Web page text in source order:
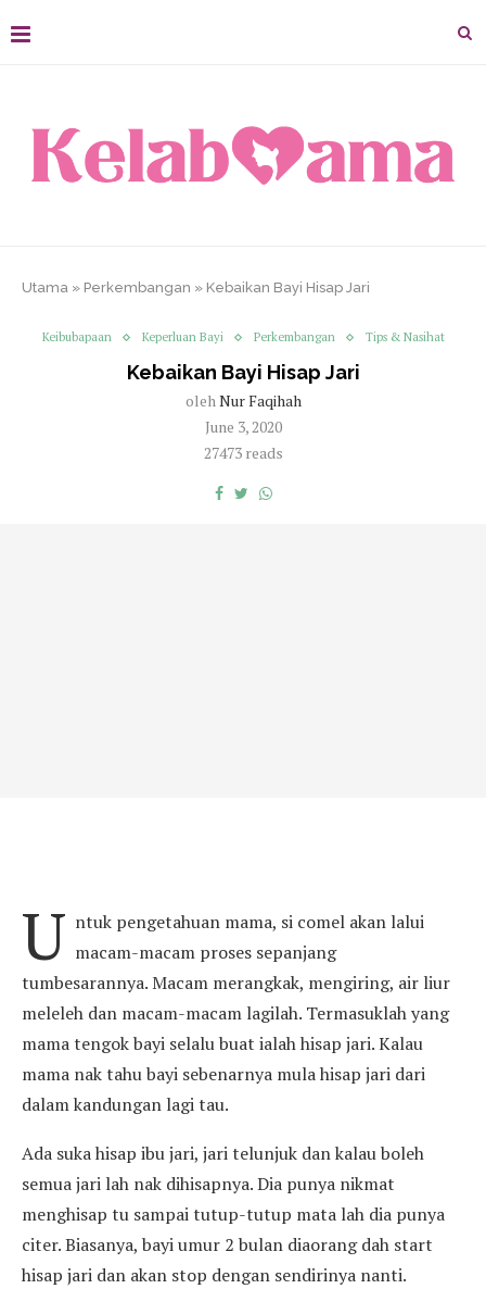
Utama » Perkembangan » Kebaikan Bayi Hisap Jari
Keibubapaan Keperluan Bayi Perkembangan Tips & Nasihat
Kebaikan Bayi Hisap Jari
olehNur Faqihah
June 3, 2020
27473 reads
U ntuk pengetahuan mama, si comel akan lalui
macam-macam proses sepanjang
tumbesarannya. Macam merangkak, mengiring, air liur
meleleh dan macam-macam lagilah. Termasuklah yang
mama tengok bayi selalu buat ialah hisap jari. Kalau
mama nak tahu bayi sebenarnya mula hisap jari dari
dalam kandungan lagi tau.
Ada suka hisap ibu jari, jari telunjuk dan kalau boleh
semua jari lah nak dihisapnya. Dia punya nikmat
menghisap tu sampai tutup-tutup mata lah dia punya
citer. Biasanya, bayi umur 2 bulan diaorang dah start
hisap jari dan akan stop dengan sendirinya nanti.